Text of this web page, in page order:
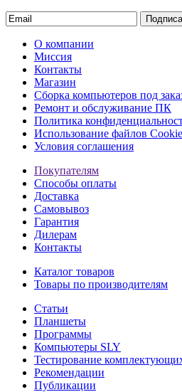
О компании
Миссия
Контакты
Магазин
Сборка компьютеров под
Ремонт и обслуживание ПК
Политика
Использование файлов Cookie
Условия соглашения
Покупателям
Способы оплаты
Доставка
Самовывоз
Гарантия
Дилерам
Контакты
Каталог товаров
Товары по производителям
Статьи
Планшеты
Программы
Компьютеры SLY
Тестирование
Рекомендации
Публикации